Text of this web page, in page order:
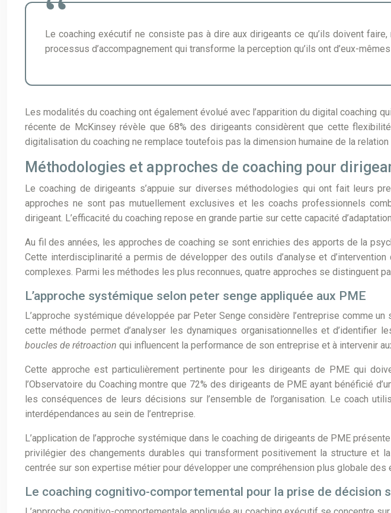
Le coaching exécutif ne consiste pas à dire aux dirigeants ce qu’ils doivent
processus d’accompagnement qui transforme la perception qu’ils ont d’eux-
Les modalités du coaching ont également évolué avec l’apparition du digital coaching
récente de McKinsey révèle que 68% des dirigeants considèrent que cette
digitalisation du coaching ne remplace toutefois pas la dimension humaine de la
Méthodologies et approches de coaching pour
Le coaching de dirigeants s’appuie sur diverses méthodologies qui ont fait leurs
approches ne sont pas mutuellement exclusives et les coachs professionnels
dirigeant. L’efficacité du coaching repose en grande partie sur cette capacité
Au fil des années, les approches de coaching se sont enrichies des apports de la
Cette interdisciplinarité a permis de développer des outils d’analyse et
complexes. Parmi les méthodes les plus reconnues, quatre approches se distinguent
L’approche systémique selon peter senge appliquée aux PME
L’approche systémique développée par Peter Senge considère l’entreprise comme
cette méthode permet d’analyser les dynamiques organisationnelles et
boucles de rétroaction qui influencent la performance de son entreprise et à intervenir
Cette approche est particulièrement pertinente pour les dirigeants de PME qui
l’Observatoire du Coaching montre que 72% des dirigeants de PME ayant bénéficié
les conséquences de leurs décisions sur l’ensemble de l’organisation. Le coach
interdépendances au sein de l’entreprise.
L’application de l’approche systémique dans le coaching de dirigeants de PME
privilégier des changements durables qui transforment positivement la structure et
centrée sur son expertise métier pour développer une compréhension plus globale des
Le coaching cognitivo-comportemental pour la prise de décision